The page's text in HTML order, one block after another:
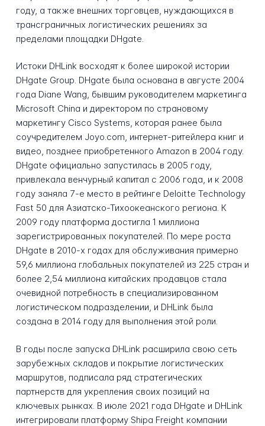
году, а также внешних торговцев, нуждающихся в
трансграничных логистических решениях за
пределами площадки DHgate.
Истоки DHLink восходят к более широкой истории
DHgate Group. DHgate была основана в августе 2004
года Diane Wang, бывшим руководителем маркетинга
Microsoft China и директором по страновому
маркетингу Cisco Systems, которая ранее была
соучредителем Joyo.com, интернет-ритейлера книг и
видео, позднее приобретенного Amazon в 2004 году.
DHgate официально запустилась в 2005 году,
привлекала венчурный капитал с 2006 года, и к 2008
году заняла 7-е место в рейтинге Deloitte Technology
Fast 50 для Азиатско-Тихоокеанского региона. К
2009 году платформа достигла 1 миллиона
зарегистрированных покупателей. По мере роста
DHgate в 2010-х годах для обслуживания примерно
59,6 миллиона глобальных покупателей из 225 стран и
более 2,54 миллиона китайских продавцов стала
очевидной потребность в специализированном
логистическом подразделении, и DHLink была
создана в 2014 году для выполнения этой роли.
В годы после запуска DHLink расширила свою сеть
зарубежных складов и покрытие логистических
маршрутов, подписала ряд стратегических
партнерств для укрепления своих позиций на
ключевых рынках. В июле 2021 года DHgate и DHLink
интегрировали платформу Shipa Freight компании